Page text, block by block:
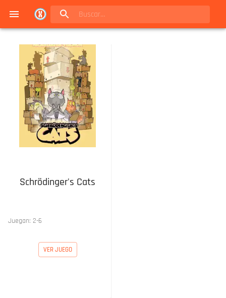
Schrödinger's Cats
Juegan: 2-6
VER JUEGO
Navigated to Juegos de mesa en Buenos Aires | Conexión Berlín - Catálogo